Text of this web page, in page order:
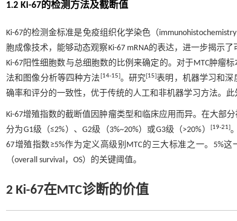
1.2 Ki-67的检测方法及截断值
Ki-67的检测金标准是免疫组织化学染色（immunohistochemistry
胞成像技术，能够动态观察Ki-67 mRNA的表达，进一步揭示
Ki-67阳性细胞数与总细胞数的比例来确定的。对于MTC肿瘤
法和图像分析等四种方法[14-15]。研究[15]表明，机器学习和深
确率和评分的一致性，优于传统的人工和非机器学习方法。
Ki-67增殖指数的截断值因肿瘤类型和临床应用而异。在大部分
分为G1级（≤2%）、G2级（3%~20%）或G3级（>20%）
[19-21]
67增殖指数≥5%作为定义高级别MTC的三大标准之一。5%
（overall survival，OS）的关键阈值。
2 Ki-67在MTC诊断的价值